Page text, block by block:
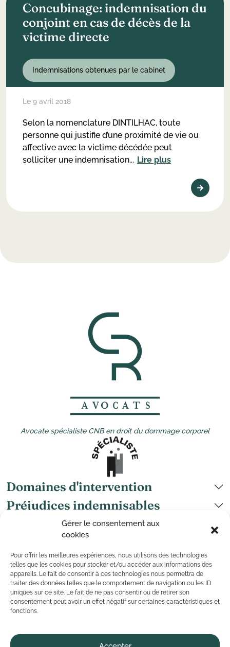
Gérer le consentement aux
cookies
Pour offrir les meilleures expériences, nous utilisons des technologies
telles que les cookies pour stocker et/ou accéder aux informations des
appareils. Le fait de consentir à ces technologies nous permettra de
traiter des données telles que le comportement de navigation ou les ID
uniques sur ce site. Le fait de ne pas consentir ou de retirer son
consentement peut avoir un effet négatif sur certaines caractéristiques et
fonctions.
Concubinage: indemnisation du
conjoint en cas de décès de la
victime directe
Indemnisations obtenues par le cabinet
Le 9 avril 2018
Selon la nomenclature DINTILHAC, toute
personne qui justifie d’une proximité de vie ou
affective avec la victime décédée peut
solliciter une indemnisation... Lire plus
Avocate spécialiste CNB en droit du dommage corporel
Domaines d'intervention
Préjudices indemnisables
Grand handicap
Nous suivre
©Copyright2026 — CR Avocats — Tous droits réservés
— Conception parKaizen Agency